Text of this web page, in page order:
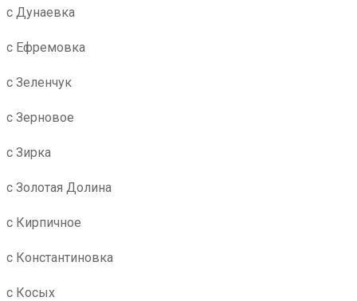
с Дунаевка
с Ефремовка
с Зеленчук
с Зерновое
с Зирка
с Золотая Долина
с Кирпичное
с Константиновка
с Косых